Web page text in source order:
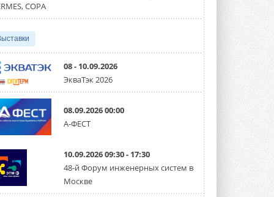
3 АВГУСТА 2026
систему DVM на R32
Линейка включает семь типоразмеров
производительностью от 22,4 до 56 кВт.
Суммарная длина трубопроводов ...
3 АВГУСТА 2026
«СиСофт Девелопмент» подвел
итоги конкурса студенческих
стартует уже в сентябре 2026 года ...
3 АВГУСТА 2026
«Русклимат» укрепляет
COPA
08 - 10.09.2026
ЭкваТэк 2026
08.09.2026 00:00
А-ФЕСТ
10.09.2026 09:30 - 17:30
48-й Форум инженерных систем в
Москве